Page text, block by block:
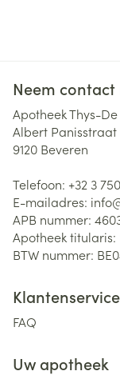
Neem
Apotheek Thys-
Albert Panisstraat
9120 Beveren
Telefoon: +32 3
E-mailadres:
APB nummer:
Apotheek titularis:
BTW nummer:
Klantenservice
FAQ
Uw apotheek